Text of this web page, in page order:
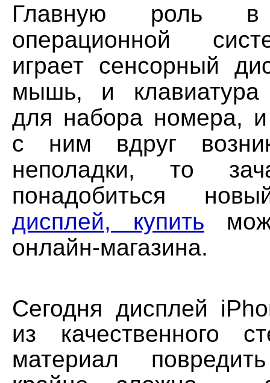
Главную роль в
операционной
играет сенсорный
мышь, и клавиатура
для набора номера, и
с ним вдруг
неполадки, то
понадобиться
дисплей, купить
онлайн-магазина.
Сегодня дисплей
из качественного
материал